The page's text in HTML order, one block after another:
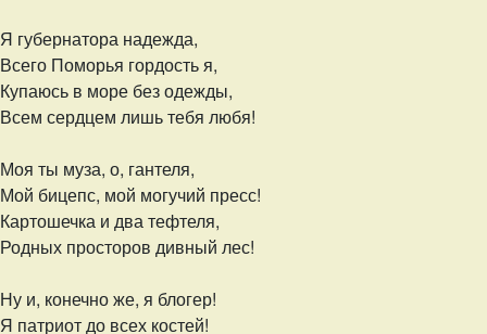
Я губернатора надежда,
Всего Поморья гордость я,
Купаюсь в море без одежды,
Всем сердцем лишь тебя любя!
Моя ты муза, о, гантеля,
Мой бицепс, мой могучий пресс!
Картошечка и два тефтеля,
Родных просторов дивный лес!
Ну и, конечно же, я блогер!
Я патриот до всех костей!